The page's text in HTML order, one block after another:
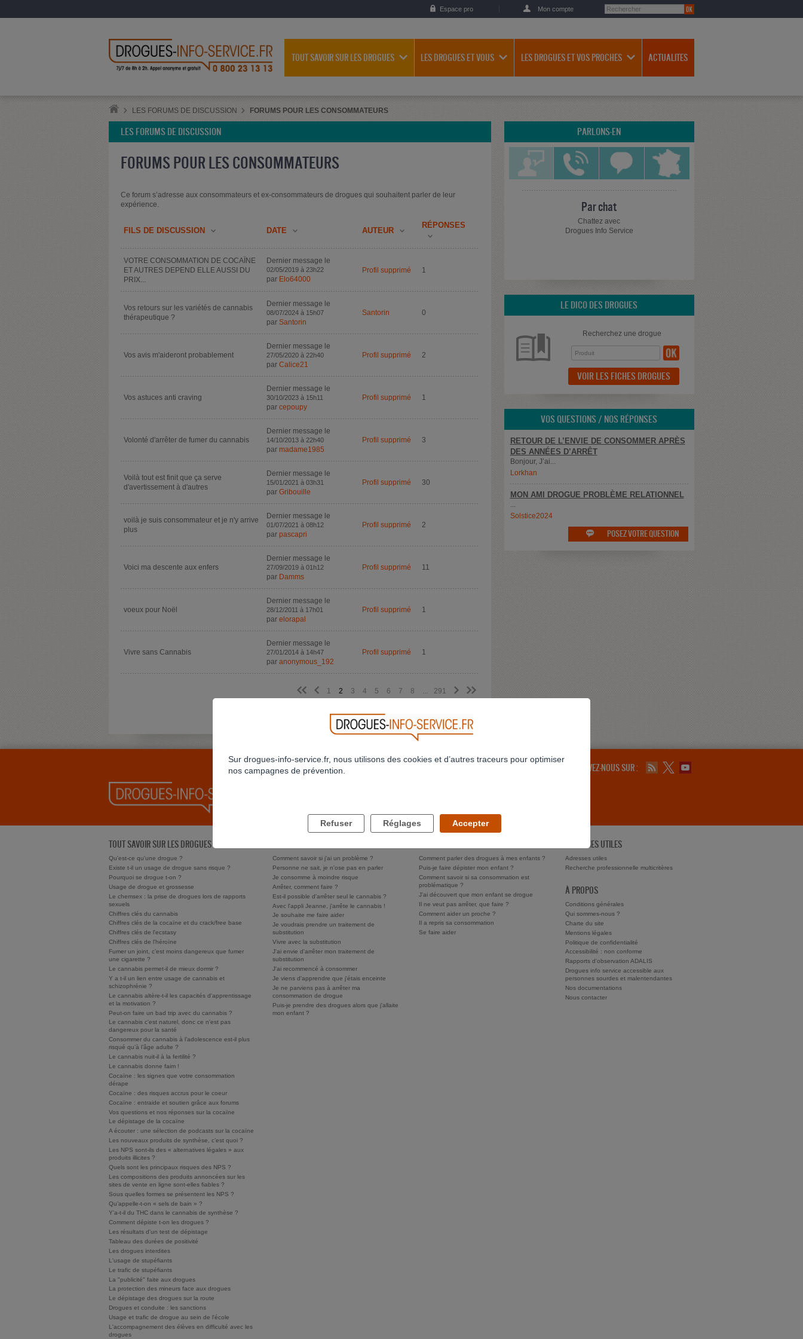
Espace pro Mon compte
TOUT SAVOIR SUR LES DROGUES LES DROGUES ET VOUS LES DROGUES ET VOS PROCHES ACTUALITES
LES FORUMS DE DISCUSSION FORUMS POUR LES CONSOMMATEURS
LES FORUMS DE DISCUSSION
FORUMS POUR LES CONSOMMATEURS
Ce forum s’adresse aux consommateurs et ex-consommateurs de drogues qui souhaitent parler de leur
expérience.
FILS DE DISCUSSION DATE AUTEUR
RÉPONSES
VOTRE CONSOMMATION DE COCAÏNE
ET AUTRES DEPEND ELLE AUSSI DU
PRIX...
Dernier message le
02/05/2019 à 23h22
par Elo64000
Profil supprimé 1
Vos retours sur les variétés de cannabis
thérapeutique ?
Dernier message le
08/07/2024 à 15h07
par Santorin
Santorin 0
Vos avis m'aideront probablement
Dernier message le
27/05/2020 à 22h40
par Calice21
Profil supprimé 2
Vos astuces anti craving
Dernier message le
30/10/2023 à 15h11
par cepoupy
Profil supprimé 1
Volonté d'arrêter de fumer du cannabis
Dernier message le
14/10/2013 à 22h40
par madame1985
Profil supprimé 3
Voilà tout est finit que ça serve
d'avertissement à d'autres
Dernier message le
15/01/2021 à 03h31
par Gribouille
Profil supprimé 30
voilà je suis consommateur et je n'y arrive
plus
Dernier message le
01/07/2021 à 08h12
par pascapri
Profil supprimé 2
Voici ma descente aux enfers
Dernier message le
27/09/2019 à 01h12
par Damms
Profil supprimé 11
voeux pour Noël
Dernier message le
28/12/2011 à 17h01
par elorapal
Profil supprimé 1
Vivre sans Cannabis
Dernier message le
27/01/2014 à 14h47
par anonymous_192
Profil supprimé 1
<< < 1 2 3 4 5 6 7 8 291 > >>
CRÉEZ VOTRE FIL DE DISCUSSION RETOUR
PARLONS-EN
Par chat
Chattez avec
Drogues Info Service
LE DICO DES DROGUES
Recherchez une drogue
VOIR LES FICHES DROGUES
VOS QUESTIONS / NOS RÉPONSES
RETOUR DE L’ENVIE DE CONSOMMER APRÈS
DES ANNÉES D’ARRÊT
Bonjour, J’ai...
Lorkhan
MON AMI DROGUE PROBLÈME RELATIONNEL
Solstice2024
 POSEZ VOTRE QUESTION
SUIVEZ-NOUS SUR :
TOUT SAVOIR SUR LES DROGUES
Qu'est-ce qu'une drogue ?
Existe t-il un usage de drogue sans risque ?
Pourquoi se drogue t-on ?
Usage de drogue et grossesse
Le chemsex : la prise de drogues lors de rapports
sexuels
Chiffres clés du cannabis
Chiffres clés de la cocaïne et du crack/free base
Chiffres clés de l'ecstasy
Chiffres clés de l'héroïne
Fumer un joint, c’est moins dangereux que fumer
une cigarette ?
Le cannabis permet-il de mieux dormir ?
Y a t-il un lien entre usage de cannabis et
schizophrénie ?
Le cannabis altère-t-il les capacités d'apprentissage
et la motivation ?
Peut-on faire un bad trip avec du cannabis ?
Le cannabis c'est naturel, donc ce n'est pas
dangereux pour la santé
Consommer du cannabis à l’adolescence est-il plus
risqué qu’à l’âge adulte ?
Le cannabis nuit-il à la fertilité ?
Le cannabis donne faim !
Cocaïne : les signes que votre consommation
dérape
Cocaïne : des risques accrus pour le coeur
Cocaïne : entraide et soutien grâce aux forums
Vos questions et nos réponses sur la cocaïne
Le dépistage de la cocaïne
A écouter : une sélection de podcasts sur la cocaïne
Les nouveaux produits de synthèse, c’est quoi ?
Les NPS sont-ils des « alternatives légales » aux
produits illicites ?
Quels sont les principaux risques des NPS ?
Les compositions des produits annoncées sur les
sites de vente en ligne sont-elles fiables ?
Sous quelles formes se présentent les NPS ?
Qu’appelle-t-on « sels de bain » ?
Y’a-t-il du THC dans le cannabis de synthèse ?
Comment dépiste t-on les drogues ?
Les résultats d'un test de dépistage
Tableau des durées de positivité
Les drogues interdites
L'usage de stupéfiants
Le trafic de stupéfiants
La "publicité" faite aux drogues
La protection des mineurs face aux drogues
Le dépistage des drogues sur la route
Drogues et conduite : les sanctions
Usage et trafic de drogue au sein de l'école
L'accompagnement des élèves en difficulté avec les
drogues
Comment savoir si j'ai un problème ?
Personne ne sait, je n'ose pas en parler
Je consomme à moindre risque
Arrêter, comment faire ?
Est-il possible d'arrêter seul le cannabis ?
Avec l'appli Jeanne, j'arrête le cannabis !
Je souhaite me faire aider
Je voudrais prendre un traitement de
substitution
Vivre avec la substitution
J'ai envie d'arrêter mon traitement de
substitution
J'ai recommencé à consommer
Je viens d'apprendre que j'étais enceinte
Je ne parviens pas à arrêter ma
consommation de drogue
Puis-je prendre des drogues alors que j'allaite
mon enfant ?
Comment parler des drogues à mes enfants ?
Puis-je faire dépister mon enfant ?
Comment savoir si sa consommation est
problématique ?
J'ai découvert que mon enfant se drogue
Il ne veut pas arrêter, que faire ?
Comment aider un proche ?
Il a repris sa consommation
Se faire aider
ADRESSES UTILES
Adresses utiles
Recherche professionnelle multicritères
À PROPOS
Conditions générales
Qui sommes-nous ?
Charte du site
Mentions légales
Politique de confidentialité
Accessibilité : non conforme
Rapports d'observation ADALIS
Drogues info service accessible aux
personnes sourdes et malentendantes
Nos documentations
Nous contacter
Sur drogues-info-service.fr, nous utilisons des cookies et d’autres traceurs pour optimiser
nos campagnes de prévention.
Refuser Réglages Accepter